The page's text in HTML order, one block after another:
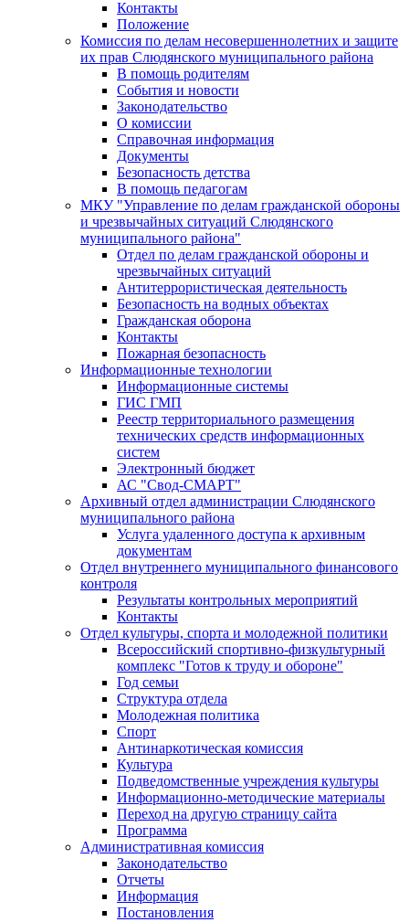
Контакты
Положение
Комиссия по делам несовершеннолетних и защите
их прав Слюдянского муниципального района
В помощь родителям
События и новости
Законодательство
О комиссии
Справочная информация
Документы
Безопасность детства
В помощь педагогам
МКУ "Управление по делам гражданской обороны
и чрезвычайных ситуаций Слюдянского
муниципального района"
Отдел по делам гражданской обороны и
чрезвычайных ситуаций
Антитеррористическая деятельность
Безопасность на водных объектах
Гражданская оборона
Контакты
Пожарная безопасность
Информационные технологии
Информационные системы
ГИС ГМП
Реестр территориального размещения
технических средств информационных
систем
Электронный бюджет
АС "Свод-СМАРТ"
Архивный отдел администрации Слюдянского
муниципального района
Услуга удаленного доступа к архивным
документам
Отдел внутреннего муниципального финансового
контроля
Результаты контрольных мероприятий
Контакты
Отдел культуры, спорта и молодежной политики
Всероссийский спортивно-физкультурный
комплекс "Готов к труду и обороне"
Год семьи
Структура отдела
Молодежная политика
Спорт
Антинаркотическая комиссия
Культура
Подведомственные учреждения культуры
Информационно-методические материалы
Переход на другую страницу сайта
Программа
Административная комиссия
Законодательство
Отчеты
Информация
Постановления